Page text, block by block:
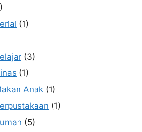
(1)
(3)
(1)
Anak (1)
(1)
(5)